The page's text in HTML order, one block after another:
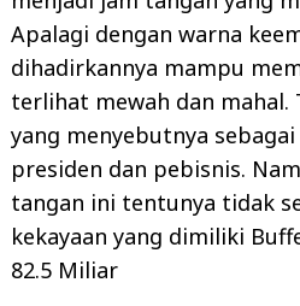
Apalagi dengan warna
dihadirkannya mampu
terlihat mewah dan mahal.
yang menyebutnya
presiden dan pebisnis.
tangan ini tentunya tidak
kekayaan yang dimiliki
82.5 Miliar